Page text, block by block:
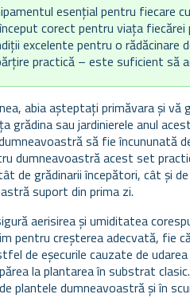
esențial pentru fiecare
corect pentru viața fiecărei
excelente pentru o rădăcinare
practică – este suficient să
abia așteptați primăvara și
grădina sau jardinierele anul
să fie încununată
dumneavoastră acest set
de grădinarii începători, cât și
suport din prima zi.
aerisirea și umiditatea
pentru creșterea adecvată, fie
de eșecurile cauzate de
la plantarea în substrat
plantele dumneavoastră și în